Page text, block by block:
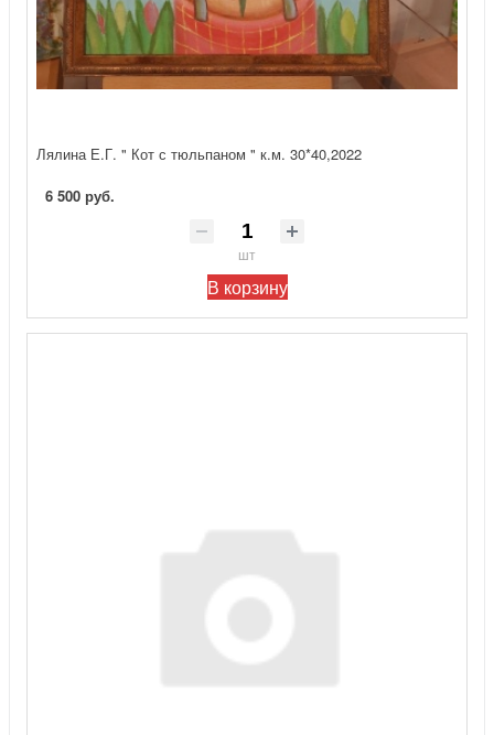
Лялина Е.Г. " Кот с тюльпаном " к.м. 30*40,2022
6 500 руб.
шт
В корзину